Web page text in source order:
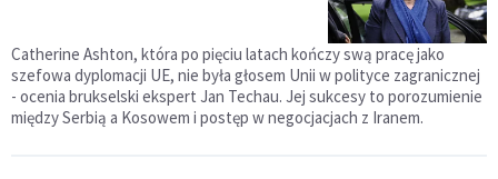
Catherine Ashton, która po pięciu latach kończy swą pracę jako
szefowa dyplomacji UE, nie była głosem Unii w polityce zagranicznej
- ocenia brukselski ekspert Jan Techau. Jej sukcesy to porozumienie
między Serbią a Kosowem i postęp w negocjacjach z Iranem.